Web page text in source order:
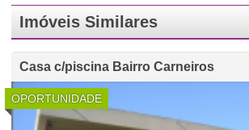
Imóveis Similares
Casa c/piscina Bairro Carneiros
OPORTUNIDADE